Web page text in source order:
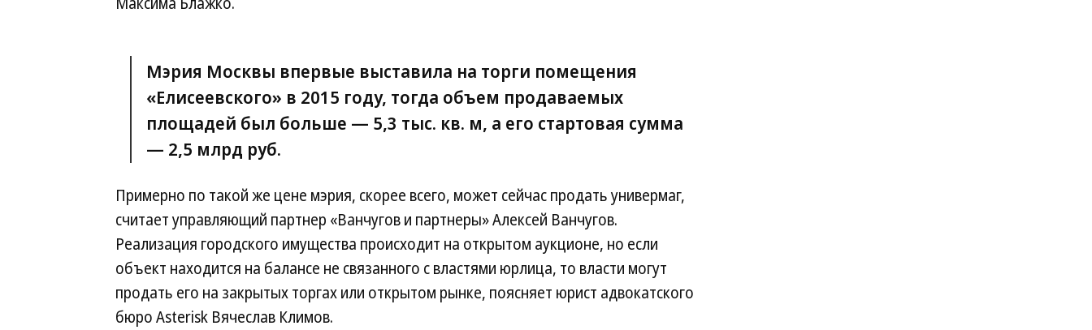
Мэрия Москвы впервые выставила на торги помещения
«Елисеевского» в 2015 году, тогда объем продаваемых
площадей был больше — 5,3 тыс. кв. м, а его стартовая сумма
— 2,5 млрд руб.
Примерно по такой же цене мэрия, скорее всего, может сейчас продать универмаг,
считает управляющий партнер «Ванчугов и партнеры» Алексей Ванчугов.
Реализация городского имущества происходит на открытом аукционе, но если
объект находится на балансе не связанного с властями юрлица, то власти могут
продать его на закрытых торгах или открытом рынке, поясняет юрист адвокатского
бюро Asterisk Вячеслав Климов.